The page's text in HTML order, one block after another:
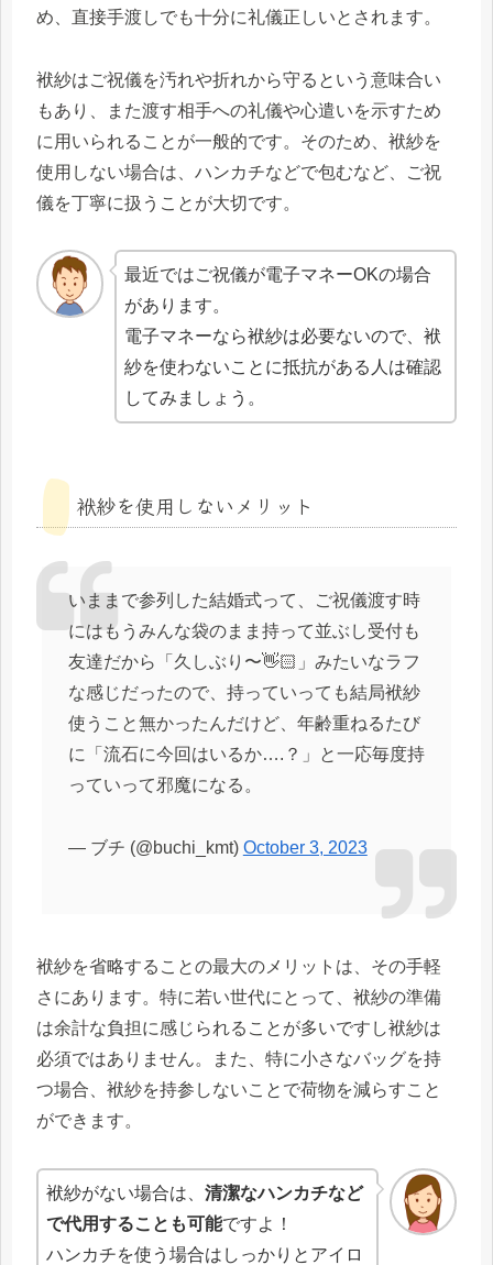
め、直接手渡しでも十分に礼儀正しいとされます。
袱紗はご祝儀を汚れや折れから守るという意味合い
もあり、また渡す相手への礼儀や心遣いを示すため
に用いられることが一般的です。そのため、袱紗を
使用しない場合は、ハンカチなどで包むなど、ご祝
儀を丁寧に扱うことが大切です。
最近ではご祝儀が電子マネーOKの場合
があります。
電子マネーなら袱紗は必要ないので、袱
紗を使わないことに抵抗がある人は確認
してみましょう。
袱紗を使用しないメリット
いままで参列した結婚式って、ご祝儀渡す時
にはもうみんな袋のまま持って並ぶし受付も
友達だから「久しぶり〜👋🏻」みたいなラフ
な感じだったので、持っていっても結局袱紗
使うこと無かったんだけど、年齢重ねるたび
に「流石に今回はいるか….？」と一応毎度持
っていって邪魔になる。
— ブチ (@buchi_kmt) October 3, 2023
袱紗を省略することの最大のメリットは、その手軽
さにあります。特に若い世代にとって、袱紗の準備
は余計な負担に感じられることが多いですし袱紗は
必須ではありません。また、特に小さなバッグを持
つ場合、袱紗を持参しないことで荷物を減らすこと
ができます。
袱紗がない場合は、 清潔なハンカチなど
で代用することも可能ですよ！
ハンカチを使う場合はしっかりとアイロ